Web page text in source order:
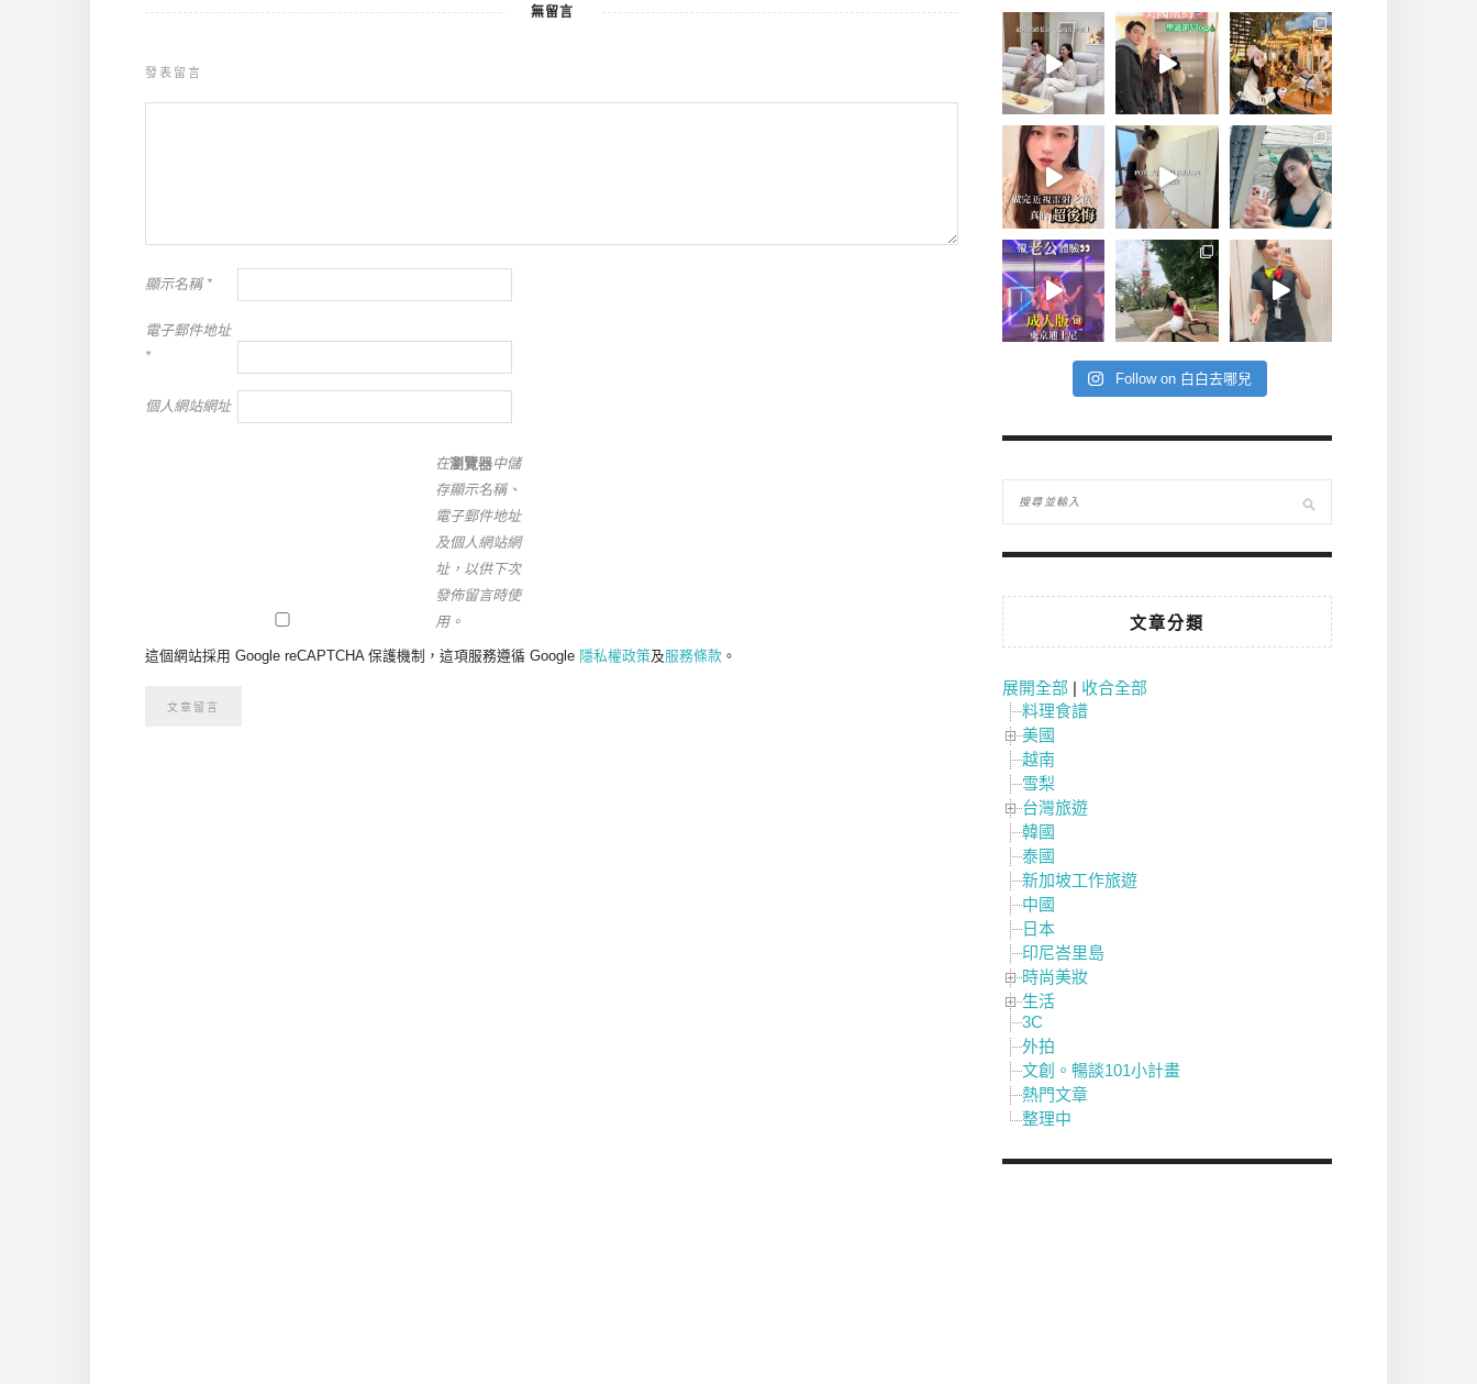
無留言
發表留言
顯示名稱 *
電子郵件地址
*
個人網站網址
在瀏覽器中儲
存顯示名稱、
電子郵件地址
及個人網站網
址，以供下次
發佈留言時使
用。
這個網站採用 Google reCAPTCHA 保護機制，這項服務遵循 Google 隱私權政策及服務條款 。
Follow on 白白去哪兒
文章分類
展開全部 | 收合全部
料理食譜
美國
越南
雪梨
台灣旅遊
韓國
泰國
新加坡工作旅遊
中國
日本
印尼峇里島
時尚美妝
生活
3C
外拍
文創。暢談101小計畫
熱門文章
整理中